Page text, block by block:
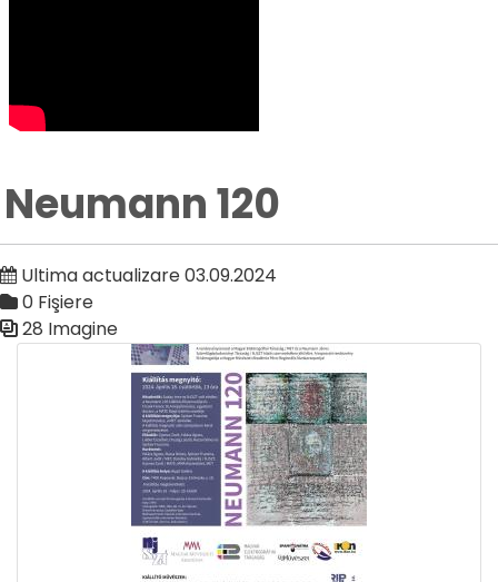
Neumann 120
Ultima actualizare 03.09.2024
0 Fişiere
28 Imagine
Galerie media